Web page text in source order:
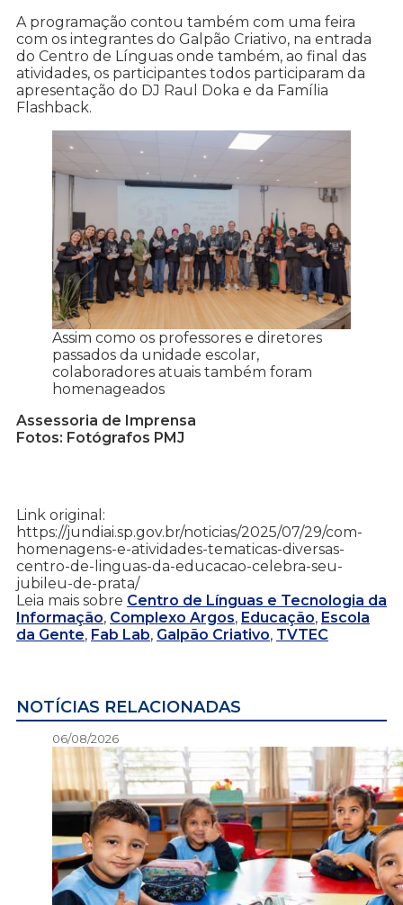
A programação contou também com uma feira
com os integrantes do Galpão Criativo, na entrada
do Centro de Línguas onde também, ao final das
atividades, os participantes todos participaram da
apresentação do DJ Raul Doka e da Família
Flashback.
Assim como os professores e diretores
passados da unidade escolar,
colaboradores atuais também foram
homenageados
Assessoria de Imprensa
Fotos: Fotógrafos PMJ
Link original:
https://jundiai.sp.gov.br/noticias/2025/07/29/com-
homenagens-e-atividades-tematicas-diversas-
centro-de-linguas-da-educacao-celebra-seu-
jubileu-de-prata/
Leia mais sobre Centro de Línguas e Tecnologia da
Informação, Complexo Argos, Educação, Escola
da Gente, Fab Lab, Galpão Criativo, TVTEC
NOTÍCIAS RELACIONADAS
06/08/2026